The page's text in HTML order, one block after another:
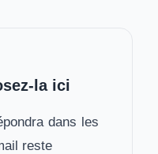
la ici
dans les
reste